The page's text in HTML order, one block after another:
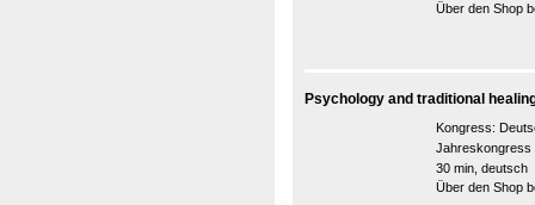
Über den Shop
Psychology and traditional
Kongress:
Jahreskongress
30 min, deutsch
Über den Shop